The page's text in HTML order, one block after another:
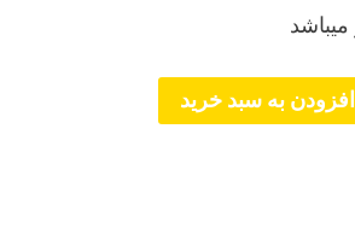
افزودن به سبد خرید